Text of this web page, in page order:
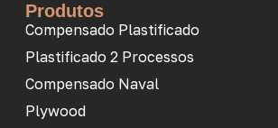
Produtos
Compensado Plastificado
Plastificado 2 Processos
Compensado Naval
Plywood